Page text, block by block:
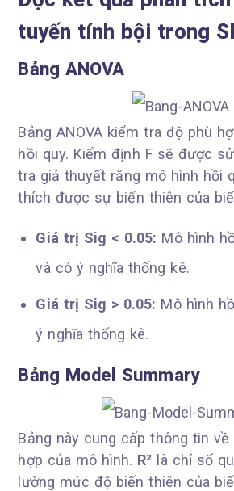
tuyến tính bội trong
Bảng ANOVA
Bảng ANOVA kiểm tra độ phù
hồi quy. Kiểm định F sẽ được
tra giả thuyết rằng mô hình hồi
thích được sự biến thiên của
Giá trị Sig < 0.05: Mô hình
và có ý nghĩa thống kê.
Giá trị Sig > 0.05: Mô hình
ý nghĩa thống kê.
Bảng Model Summary
Bảng này cung cấp thông tin
hợp của mô hình. R² là chỉ số
lường mức độ biến thiên của